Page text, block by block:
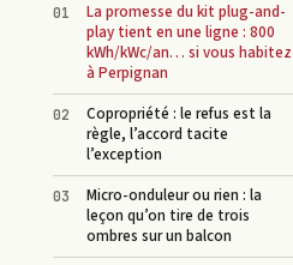
La promesse du kit plug-and-
play tient en une ligne : 800
kWh/kWc/an… si vous habitez
à Perpignan
Copropriété : le refus est la
règle, l’accord tacite
l’exception
Micro-onduleur ou rien : la
leçon qu’on tire de trois
ombres sur un balcon